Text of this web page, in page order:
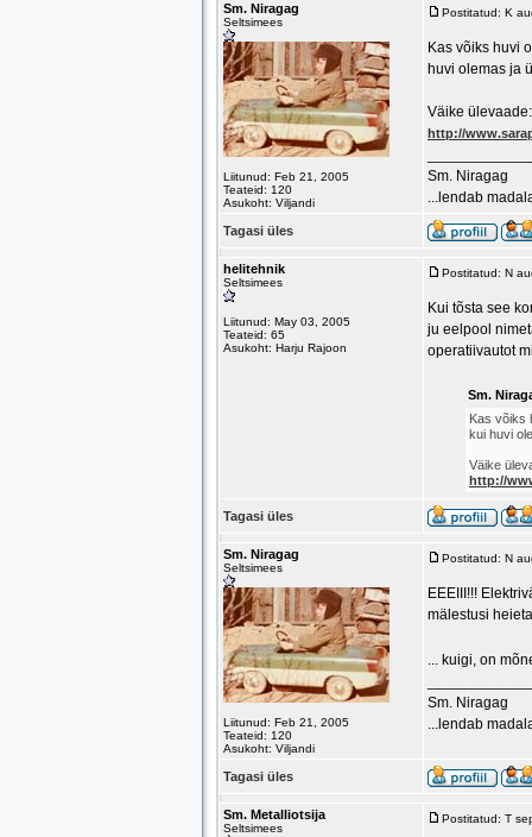
Sm. Niragag
Seltsimees
Liitunud: Feb 21, 2005
Teateid: 120
Asukoht: Viljandi
Postitatud: K
Kas võiks huvi
huvi olemas ja
Väike ülevaade:
http://
Sm. Niragag
...lendab
Tagasi üles
helitehnik
Seltsimees
Liitunud: May 03, 2005
Teateid: 65
Asukoht: Harju Rajoon
Postitatud: N
Kui tõsta see
ju eelpool
operatiivautot
Sm.
Kas võiks
kui huvi
Väike
http://
Tagasi üles
Sm. Niragag
Seltsimees
Liitunud: Feb 21, 2005
Teateid: 120
Asukoht: Viljandi
Postitatud: N
EEEIII!!!
mälestusi
... kuigi, on
Sm. Niragag
...lendab
Tagasi üles
Sm. Metalliotsija
Seltsimees
Postitatud: T